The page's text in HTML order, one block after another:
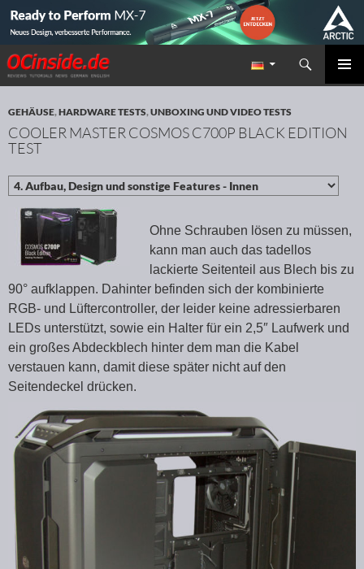
Redaktion ocinside.de PC Hardware Portal
Suchen
ZUM INHALT SPRINGEN
GEHÄUSE,HARDWARE TESTS,UNBOXING UND VIDEO TESTS
COOLER MASTER COSMOS C700P BLACK EDITION
TEST
Ohne Schrauben lösen zu müssen,
kann man auch das tadellos
lackierte Seitenteil aus Blech bis zu
90° aufklappen. Dahinter befinden sich der kombinierte
RGB- und Lüftercontroller, der leider keine adressierbaren
LEDs unterstützt, sowie ein Halter für ein 2,5″ Laufwerk und
ein großes Abdeckblech hinter dem man die Kabel
verstauen kann, damit diese später nicht auf den
Seitendeckel drücken.